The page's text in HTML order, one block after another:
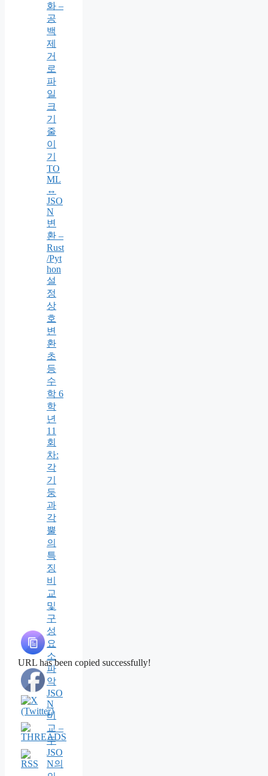
화 –
공
백
제
거
로
파
일
크
기
줄
이
기
TO
ML
↔
JSO
N
변
환 –
Rust
/Pyt
hon
설
정
상
호
변
환
초
등
수
학 6
학
년
11
회
차:
각
기
둥
과
각
뿔
의
특
징
비
교
및
구
성
요
소
파
악
JSO
N
비
교 –
두
JSO
N의
URL has been copied successfully!